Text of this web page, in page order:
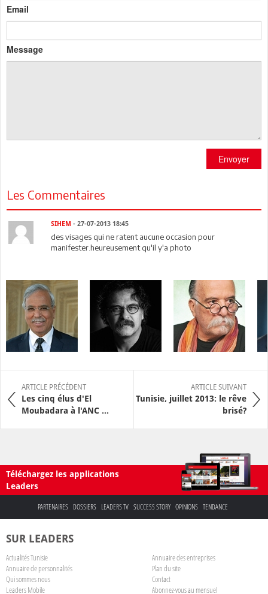
Email
Message
Envoyer
Les Commentaires
SIHEM - 27-07-2013 18:45
des visages qui ne ratent aucune occasion pour
manifester.heureusement qu'il y'a photo
ARTICLE PRÉCÉDENT
Les cinq élus d'El
Moubadara à l'ANC ...
ARTICLE SUIVANT
Tunisie, juillet 2013: le rêve
brisé?
Téléchargez les applications
Leaders
PARTENAIRES DOSSIERS LEADERS TV SUCCESS STORY OPINIONS TENDANCE
SUR LEADERS
Actualités Tunisie
Annuaire des entreprises
Annuaire de personnalités
Plan du site
Qui sommes nous
Contact
Leaders Mobile
Abonnez-vous au mensuel